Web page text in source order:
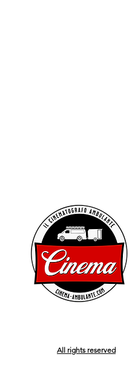
All rights reserved